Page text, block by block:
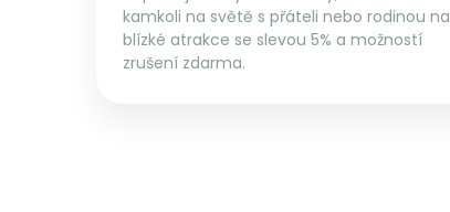
kamkoli na světě s přáteli nebo rodinou na
blízké atrakce se slevou 5% a možností
zrušení zdarma.